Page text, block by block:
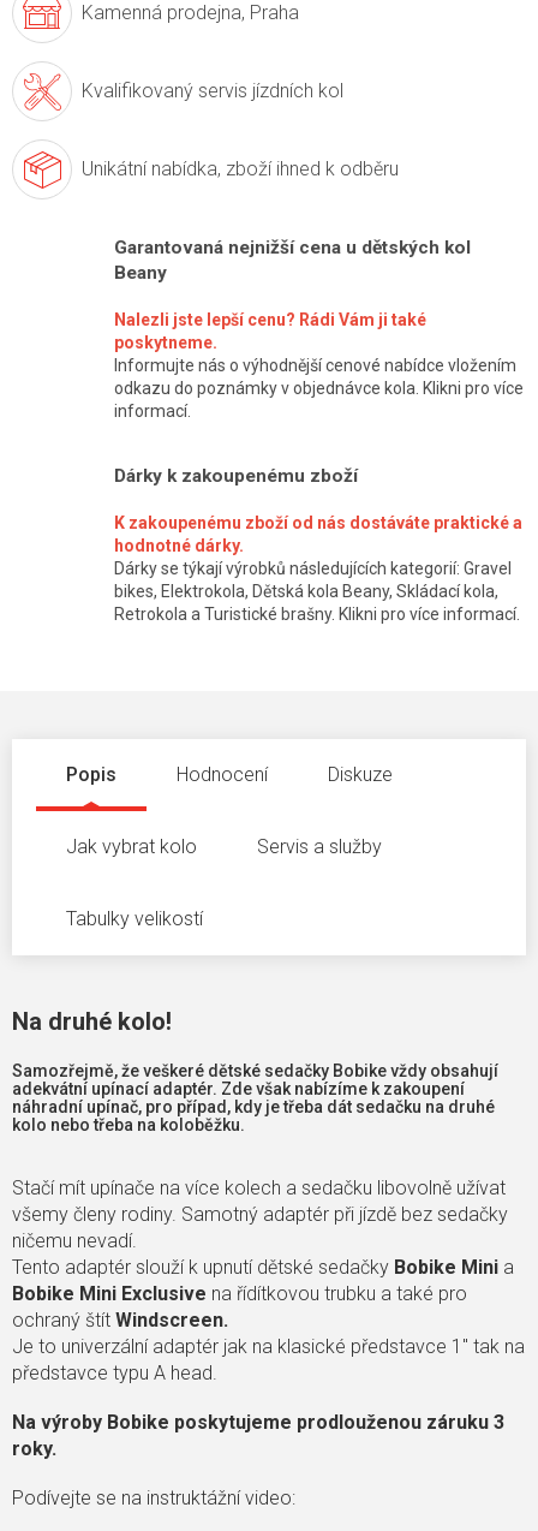
Kamenná prodejna, Praha
Kvalifikovaný servis jízdních kol
Unikátní nabídka, zboží ihned k odběru
Garantovaná nejnižší cena u dětských kol
Beany
Nalezli jste lepší cenu? Rádi Vám ji také
poskytneme.
Informujte nás o výhodnější cenové nabídce vložením
odkazu do poznámky v objednávce kola. Klikni pro více
informací.
Dárky k zakoupenému zboží
K zakoupenému zboží od nás dostáváte praktické a
hodnotné dárky.
Dárky se týkají výrobků následujících kategorií: Gravel
bikes, Elektrokola, Dětská kola Beany, Skládací kola,
Retrokola a Turistické brašny. Klikni pro více informací.
Popis Hodnocení Diskuze
Jak vybrat kolo Servis a služby
Tabulky velikostí
Na druhé kolo!
Samozřejmě, že veškeré dětské sedačky Bobike vždy obsahují
adekvátní upínací adaptér. Zde však nabízíme k zakoupení
náhradní upínač, pro případ, kdy je třeba dát sedačku na druhé
kolo nebo třeba na koloběžku.
Stačí mít upínače na více kolech a sedačku libovolně užívat
všemy členy rodiny. Samotný adaptér při jízdě bez sedačky
ničemu nevadí.
Tento adaptér slouží k upnutí dětské sedačky Bobike Mini a
Bobike Mini Exclusive na řídítkovou trubku a také pro
ochraný štít Windscreen.
Je to univerzální adaptér jak na klasické představce 1" tak na
představce typu A head.
Na výroby Bobike poskytujeme prodlouženou záruku 3
roky.
Podívejte se na instruktážní video: